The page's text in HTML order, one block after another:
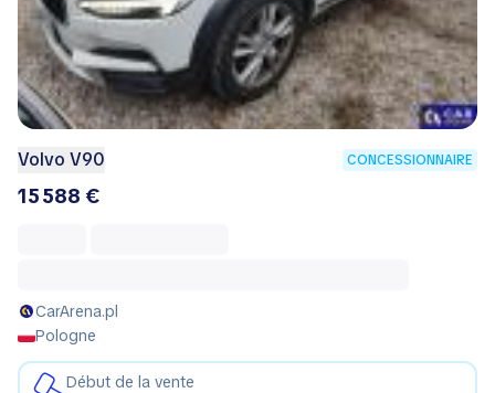
Volvo V90 CONCESSIONNAIRE
15 588 €
CarArena.pl
Pologne
Début de la vente